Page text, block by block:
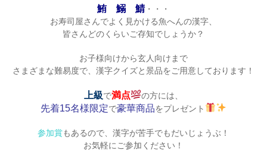
鮪 鰯 鯖・・・
お寿司屋さんでよく見かける魚へんの漢字、
皆さんどのくらいご存知でしょうか？
お子様向けから玄人向けまで
さまざまな難易度で、漢字クイズと景品をご用意しております！
上級で満点 の方には、
先着15名様限定で豪華商品をプレゼント
参加賞もあるので、漢字が苦手でもだいじょうぶ！
お気軽にご参加ください！